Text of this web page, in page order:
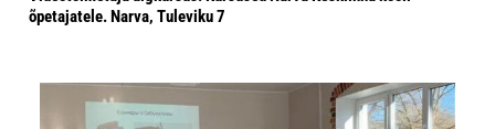
õpetajatele. Narva, Tuleviku 7